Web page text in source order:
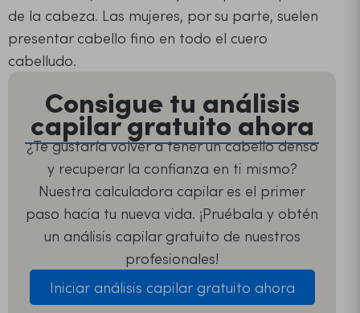
de la cabeza. Las mujeres, por su parte, suelen
presentar cabello fino en todo el cuero
cabelludo.
Consigue tu análisis
capilar gratuito ahora
¿Te gustaría volver a tener un cabello denso
y recuperar la confianza en ti mismo?
Nuestra calculadora capilar es el primer
paso hacia tu nueva vida. ¡Pruébala y obtén
un análisis capilar gratuito de nuestros
profesionales!
Iniciar análisis capilar gratuito ahora